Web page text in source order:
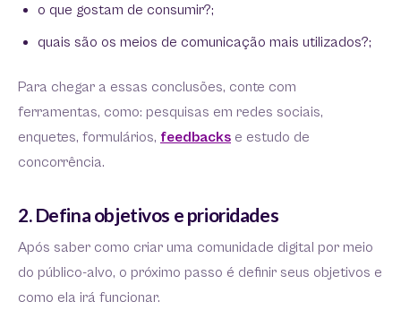
o que gostam de consumir?;
quais são os meios de comunicação mais utilizados?;
Para chegar a essas conclusões, conte com
ferramentas, como: pesquisas em redes sociais,
enquetes, formulários, feedbacks e estudo de
concorrência.
2. Defina objetivos e prioridades
Após saber como criar uma comunidade digital por meio
do público-alvo, o próximo passo é definir seus objetivos e
como ela irá funcionar.